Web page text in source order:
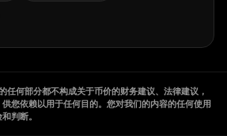
任何部分都不构成关于币价的财务建议、法律建议，
您依赖以用于任何目的。您对我们的内容的任何使用
判断。